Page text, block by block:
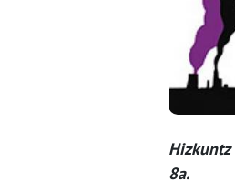
8a.